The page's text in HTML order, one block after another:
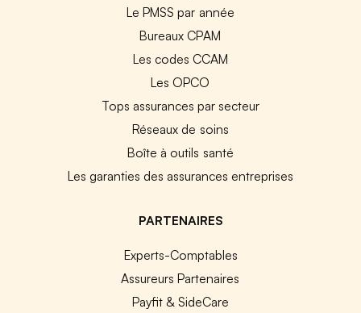
Le PMSS par année
Bureaux CPAM
Les codes CCAM
Les OPCO
Tops assurances par secteur
Réseaux de soins
Boîte à outils santé
Les garanties des assurances entreprises
PARTENAIRES
Experts-Comptables
Assureurs Partenaires
Payfit & SideCare